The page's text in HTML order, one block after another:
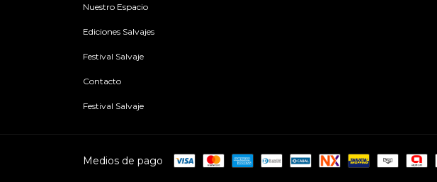
Nuestro Espacio
Ediciones Salvajes
Festival Salvaje
Contacto
Festival Salvaje
Medios de pago